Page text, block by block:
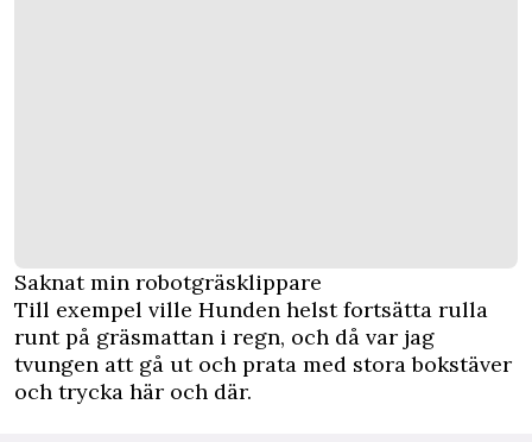
Saknat min robotgräsklippare
Till exempel ville Hunden helst fortsätta rulla
runt på gräsmattan i regn, och då var jag
tvungen att gå ut och prata med stora bokstäver
och trycka här och där.